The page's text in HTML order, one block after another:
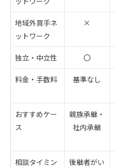
地域外買手ネ
ットワーク
×
独立・中立性 〇
料金・手数料 基準なし
おすすめケー
ス
親族承継・
社内承継
相談タイミン
後継者がい